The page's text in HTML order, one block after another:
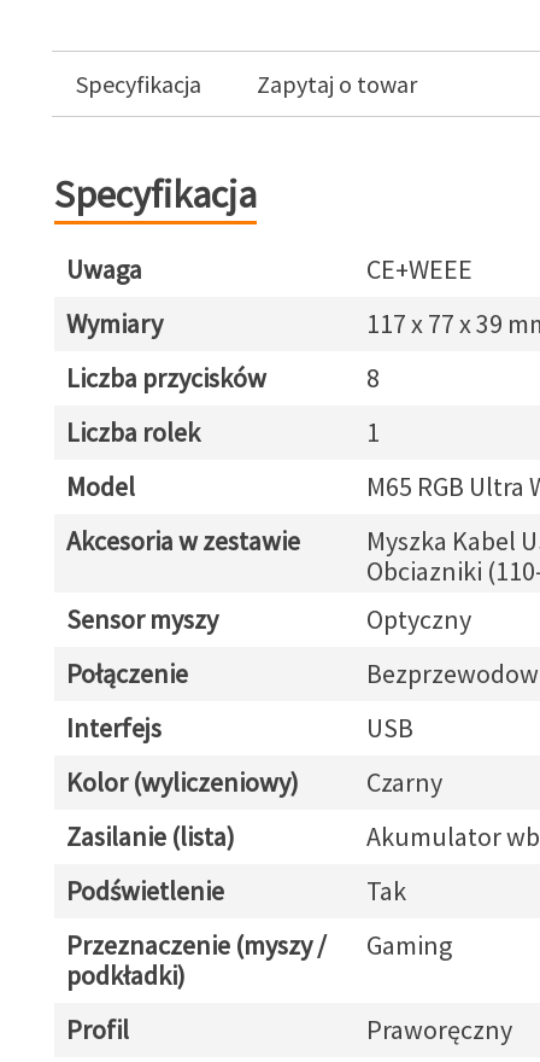
Specyfikacja Zapytaj o towar
Specyfikacja
Uwaga
CE+WEEE
Wymiary
117 x 77 x 39
Liczba przycisków
8
Liczba rolek
1
Model
M65 RGB Ultra
Akcesoria w zestawie
Myszka Kabel
Obciazniki
Sensor myszy
Optyczny
Połączenie
Interfejs
USB
Kolor (wyliczeniowy)
Czarny
Zasilanie (lista)
Akumulator
Podświetlenie
Tak
Przeznaczenie (myszy /
podkładki)
Gaming
Profil Praworęczny